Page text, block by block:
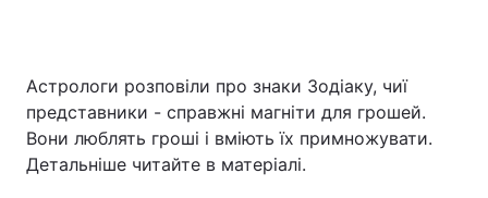
Астрологи розповіли про знаки Зодіаку, чиї
представники - справжні магніти для грошей.
Вони люблять гроші і вміють їх примножувати.
Детальніше читайте в матеріалі.